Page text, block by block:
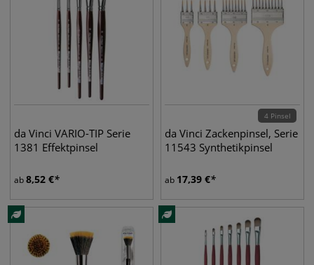
da Vinci VARIO-TIP Serie
1381 Effektpinsel
ab8,52 €
4 Pinsel
da Vinci Zackenpinsel, Serie
11543 Synthetikpinsel
ab 17,39 €